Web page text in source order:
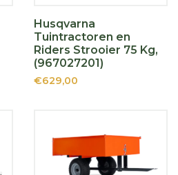
Husqvarna
Tuintractoren en
Riders Strooier 75 Kg,
(967027201)
€629,00